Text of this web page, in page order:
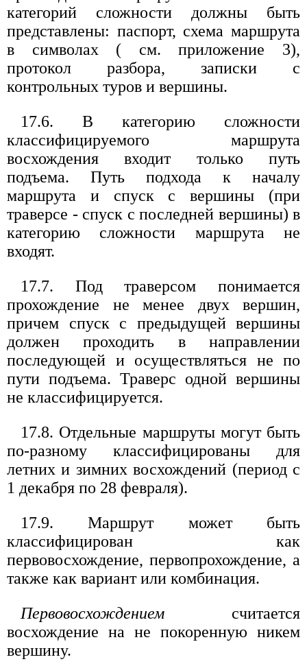
категорий сложности должны быть
представлены: паспорт, схема маршрута
в символах ( см. приложение 3),
протокол разбора, записки с
контрольных туров и вершины.
17.6. В категорию сложности
классифицируемого маршрута
восхождения входит только путь
подъема. Путь подхода к началу
маршрута и спуск с вершины (при
траверсе - спуск с последней вершины) в
категорию сложности маршрута не
входят.
17.7. Под траверсом понимается
прохождение не менее двух вершин,
причем спуск с предыдущей вершины
должен проходить в направлении
последующей и осуществляться не по
пути подъема. Траверс одной вершины
не классифицируется.
17.8. Отдельные маршруты могут быть
по-разному классифицированы для
летних и зимних восхождений (период с
1 декабря по 28 февраля).
17.9. Маршрут может быть
классифицирован как
первовосхождение, первопрохождение, а
также как вариант или комбинация.
Первовосхождением считается
восхождение на не покоренную никем
вершину.